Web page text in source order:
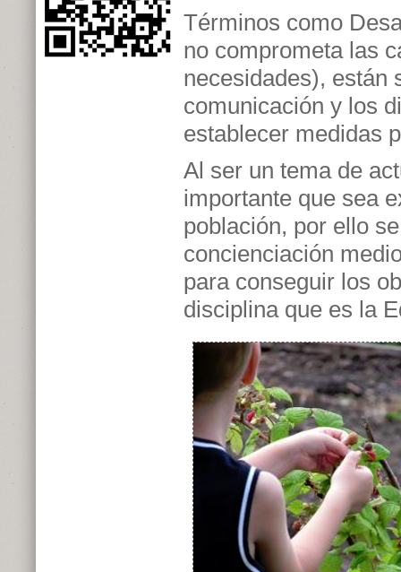
Términos como
no comprometa las
necesidades), están
comunicación y los
establecer medidas
Al ser un tema de
importante que sea
población, por ello
concienciación
para conseguir los
disciplina que es la